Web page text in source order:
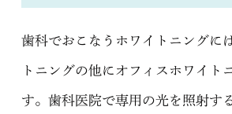
歯科でおこなうホワイトニングに
トニングの他にオフィスホワイト
す。歯科医院で専用の光を照射す